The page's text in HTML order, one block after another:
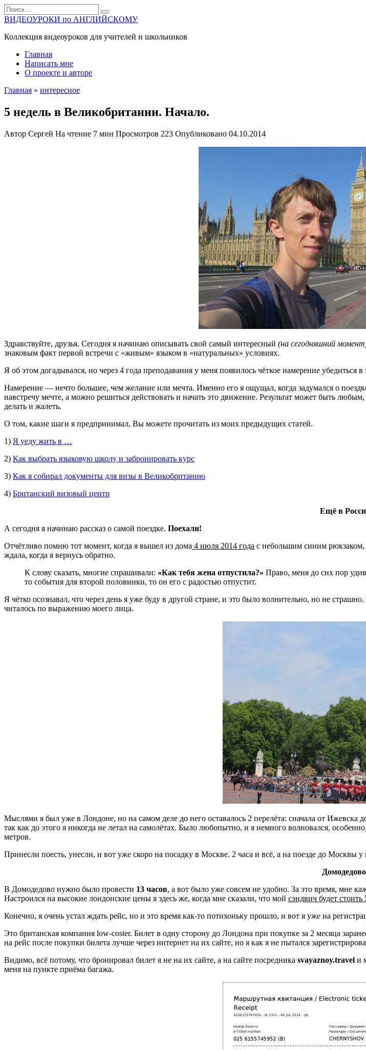
Перейти
к
содержанию
Search
for:
ВИДЕОУРОКИ по АНГЛИЙСКОМУ
Коллекция видеоуроков для учителей и школьников
Главная
Написать мне
О проекте и авторе
Главная » интересное
5 недель в Великобритании. Начало.
Автор Сергей На чтение 7 мин Просмотров 223 Опубликовано 04.10.2014
Здравствуйте, друзья. Сегодня я начинаю описывать свой самый интересный (на сегодняшний
знаковым факт первой встречи с «живым» языком в «натуральных» условиях.
Я об этом догадывался, но через 4 года преподавания у меня появилось чёткое намерение убедиться
Намерение — нечто большее, чем желание или мечта. Именно его я ощущал, когда задумался о
навстречу мечте, а можно решиться действовать и начать это движение. Результат может быть
делать и жалеть.
О том, какие шаги я предпринимал, Вы можете прочитать из моих предыдущих статей.
1) Я уеду жить в …
2) Как выбрать языковую школу и забронировать курс
3) Как я собирал документы для визы в Великобританию
4) Британский визовый центр
Ещё в
А сегодня я начинаю рассказ о самой поездке. Поехали!
Отчётливо помню тот момент, когда я вышел из дома 4 июля 2014 года с небольшим синим рюкзаком,
ждала, когда я вернусь обратно.
К слову сказать, многие спрашивали: «Как тебя жена отпустила?» Право, меня до сих пор
то события для второй половинки, то он его с радостью отпустит.
Я чётко осознавал, что через день я уже буду в другой стране, и это было волнительно, но не
читалось по выражению моего лица.
Мыслями я был уже в Лондоне, но на самом деле до него оставалось 2 перелёта: сначала от
так как до этого я никогда не летал на самолётах. Было любопытно, и я немного волновался,
метров.
Принесли поесть, унесли, и вот уже скоро на посадку в Москве. 2 часа и всё, а на поезде до Москвы
Домодедово
В Домодедово нужно было провести 13 часов, а вот было уже совсем не удобно. За это время, мне
Настроился на высокие лондонские цены я здесь же, когда мне сказали, что мой сэндвич будет
Конечно, я очень устал ждать рейс, но и это время как-то потихоньку прошло, и вот я уже на
Это британская компания low-coster. Билет в одну сторону до Лондона при покупке за 2 месяца
на рейс после покупки билета лучше через интернет на их сайте, но я как я не пытался
Видимо, всё потому, что бронировал билет я не на их сайте, а на сайте посредника svayaznoy.travel и
меня на пункте приёма багажа.